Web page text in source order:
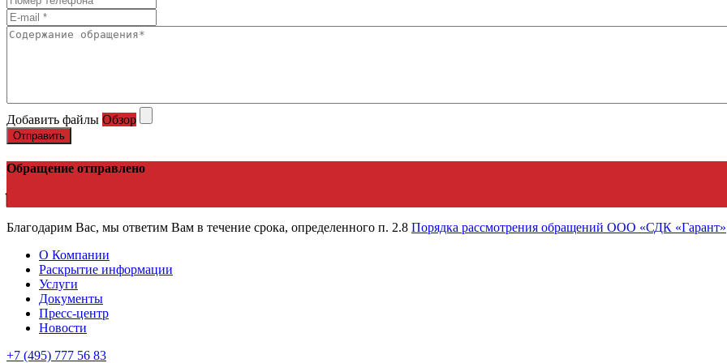
Добавить файлы Обзор
Отправить
Обращение отправлено
Благодарим Вас, мы ответим Вам в течение срока, определенного п. 2.8 Порядка рассмотрения обращений ООО «СДК «Гарант»
О Компании
Раскрытие информации
Услуги
Документы
Пресс-центр
Новости
+7 (495) 777 56 83